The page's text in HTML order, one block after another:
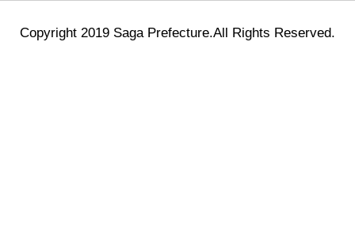
Copyright 2019 Saga Prefecture.All Rights Reserved.